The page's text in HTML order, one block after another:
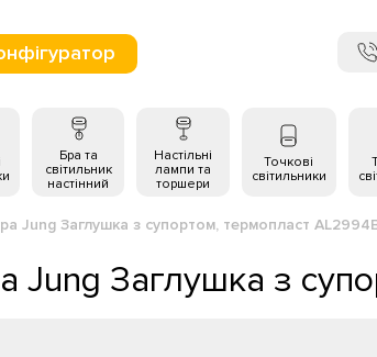
Бра та
світильник
настінний
Настільні
лампи та
торшери
Точкові
світильники
Jung Заглушка з супортом, термопласт
Jung Заглушка з